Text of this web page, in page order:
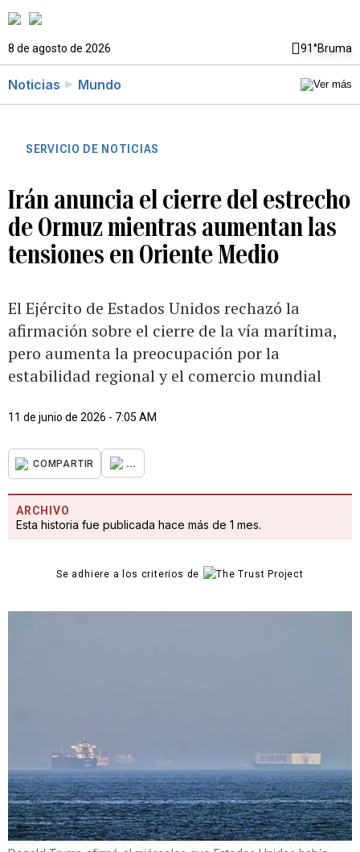
8 de agosto de 2026 91°Bruma
Noticias Mundo
SERVICIO DE NOTICIAS
Irán anuncia el cierre del estrecho
de Ormuz mientras aumentan las
tensiones en Oriente Medio
El Ejército de Estados Unidos rechazó la
afirmación sobre el cierre de la vía marítima,
pero aumenta la preocupación por la
estabilidad regional y el comercio mundial
11 de junio de 2026 - 7:05 AM
COMPARTIR ...
ARCHIVO
Esta historia fue publicada hace más de 1 mes.
Se adhiere a los criterios de